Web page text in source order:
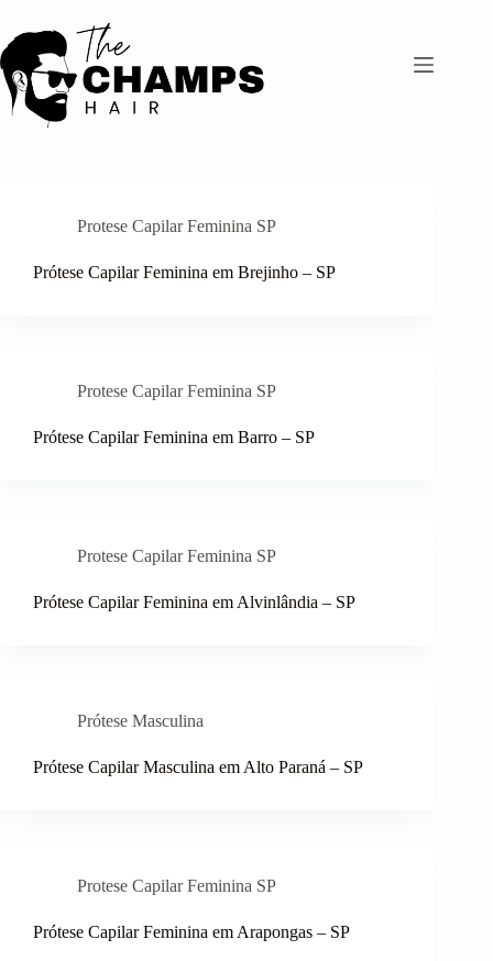
para
o
conteúdo
Protese Capilar Feminina SP
Prótese Capilar Feminina em Brejinho – SP
Protese Capilar Feminina SP
Prótese Capilar Feminina em Barro – SP
Protese Capilar Feminina SP
Prótese Capilar Feminina em Alvinlândia – SP
Prótese Masculina
Prótese Capilar Masculina em Alto Paraná – SP
Protese Capilar Feminina SP
Prótese Capilar Feminina em Arapongas – SP